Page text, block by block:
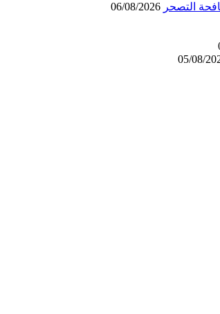
التصحر 06/08/2026
05/08/